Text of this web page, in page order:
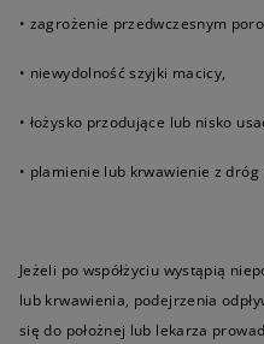
• zagrożenie przedwczesnym
• niewydolność szyjki macicy,
• łożysko przodujące lub nisko
• plamienie lub krwawienie z dróg
Jeżeli po współżyciu wystąpią
lub krwawienia, podejrzenia
się do położnej lub lekarza